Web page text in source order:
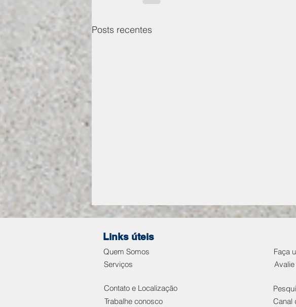
Posts recentes
O PODER DO
Links úteis
Quem Somos
Serviços
Contato e Localização
Trabalhe conosco
Faça
Canal